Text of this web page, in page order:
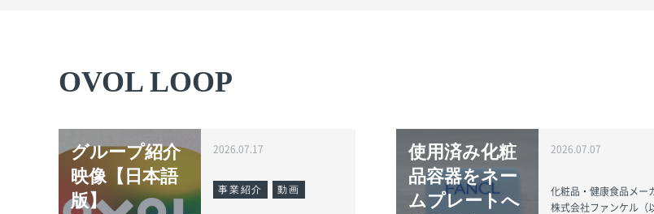
OVOL LOOP
グループ紹介
映像【日本語
版】
2026.07.17
事業紹介 動画
使用済み化粧
品容器をネー
ムプレートへ
2026.07.07
化粧品・健康食品メー
株式会社ファンケル（